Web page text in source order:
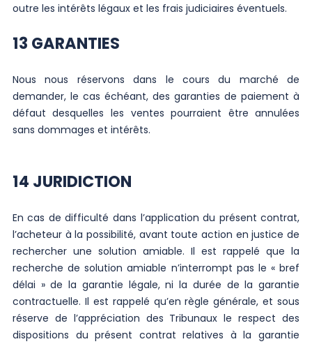
outre les intérêts légaux et les frais judiciaires éventuels.
13 GARANTIES
Nous nous réservons dans le cours du marché de
demander, le cas échéant, des garanties de paiement à
défaut desquelles les ventes pourraient être annulées
sans dommages et intérêts.
14 JURIDICTION
En cas de difficulté dans l’application du présent contrat,
l’acheteur à la possibilité, avant toute action en justice de
rechercher une solution amiable. Il est rappelé que la
recherche de solution amiable n’interrompt pas le « bref
délai » de la garantie légale, ni la durée de la garantie
contractuelle. Il est rappelé qu’en règle générale, et sous
réserve de l’appréciation des Tribunaux le respect des
dispositions du présent contrat relatives à la garantie